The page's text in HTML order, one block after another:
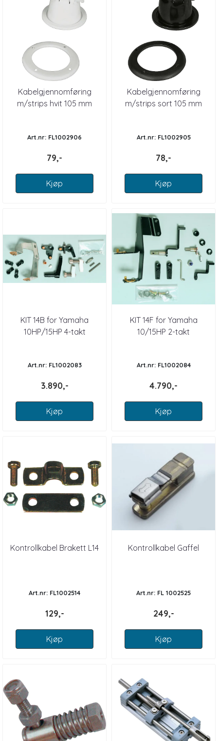
Kabelgjennomføring
m/strips hvit 105 mm
Art.nr: FL1002906
79,-
Kjøp
Kabelgjennomføring
m/strips sort 105 mm
Art.nr: FL1002905
78,-
Kjøp
KIT 14B for Yamaha
10HP/15HP 4-takt
Art.nr: FL1002083
3.890,-
Kjøp
KIT 14F for Yamaha
10/15HP 2-takt
Art.nr: FL1002084
4.790,-
Kjøp
Kontrollkabel Brakett L14
Art.nr: FL1002514
129,-
Kjøp
Kontrollkabel Gaffel
Art.nr: FL 1002525
249,-
Kjøp